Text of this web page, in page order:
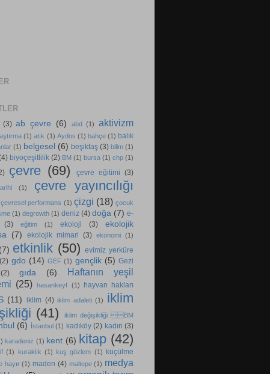
(3) ab çevre (6) abd (1)
aktivizm
(1) atık (1) Aydos (1) bahçe (1) balık
(1) belgesel (6) beşiktaş (3) bilim (1)
biyoçeşitlilik (2) BM (1) bursa (1) chp (1)
çevre (69) çevre eğitimi (3)
(1)
çevre yayıncılığı
çevresel performans (1) çizgi (18) çocuk
(1) degrowth (1) deniz (4) doğa (7) e-
(3) eğitim (1) ekoloji (3)
ekolojik
(7) ekolojik mimari (3) ekonomi (1)
(7) etkinlik (50)
evimiz yerküre
(2) gdo (14) GEF (1) gençlik (5) Gezi
(2) gıda (6)
Haftanın yeşil
(25) hasankeyf (1)
hayvan hakları
(11) iklim (4) iklim adaleti (1)
iklim
(41)
iklim değişikliği BM
(6) İstanbul (1) kadıköy (2) kadın (3)
karadeniz (1) kent (6) kitap (42)
(1) kuraklık (1) kuş gözlem (1) küçülme
hayır (1) maden (4) maltepe (1) medya